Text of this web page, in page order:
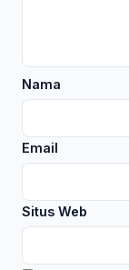
Nama
Email
Situs Web